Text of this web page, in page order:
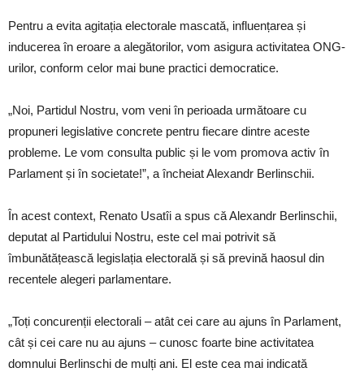
Pentru a evita agitația electorale mascată, influențarea și
inducerea în eroare a alegătorilor, vom asigura activitatea ONG-
urilor, conform celor mai bune practici democratice.
„Noi, Partidul Nostru, vom veni în perioada următoare cu
propuneri legislative concrete pentru fiecare dintre aceste
probleme. Le vom consulta public și le vom promova activ în
Parlament și în societate!”, a încheiat Alexandr Berlinschii.
În acest context, Renato Usatîi a spus că Alexandr Berlinschii,
deputat al Partidului Nostru, este cel mai potrivit să
îmbunătățească legislația electorală și să prevină haosul din
recentele alegeri parlamentare.
„Toți concurenții electorali – atât cei care au ajuns în Parlament,
cât și cei care nu au ajuns – cunosc foarte bine activitatea
domnului Berlinschi de mulți ani. El este cea mai indicată